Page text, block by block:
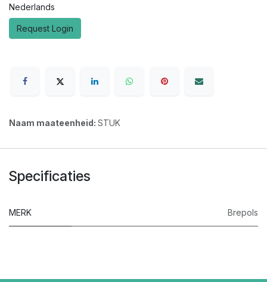
Nederlands
Request Login
Naam maateenheid: STUK
Specificaties
MERK Brepols